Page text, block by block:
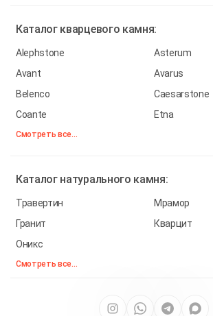
Каталог кварцевого камня:
Alephstone
Asterum
Avant
Avarus
Belenco
Caesarstone
Coante
Etna
Смотреть все...
Каталог натурального камня:
Травертин
Мрамор
Гранит
Кварцит
Оникс
Смотреть все...